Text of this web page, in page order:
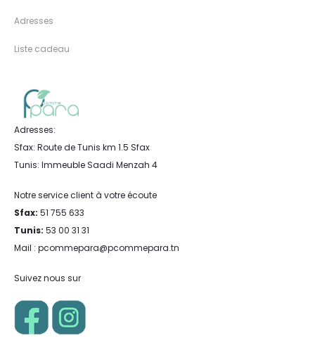
Adresses
Liste cadeau
Adresses:
Sfax: Route de Tunis km 1.5 Sfax
Tunis: Immeuble Saadi Menzah 4
Notre service client à votre écoute
Sfax: 51 755 633
Tunis: 53 00 31 31
Mail : pcommepara@pcommepara.tn
Suivez nous sur